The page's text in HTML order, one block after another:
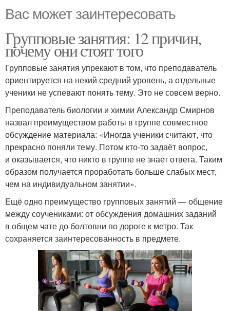
Вас может заинтересовать
Групповые занятия: 12 причин,
почему они стоят того
Групповые занятия упрекают в том, что преподаватель
ориентируется на некий средний уровень, а отдельные
ученики не успевают понять тему. Это не совсем верно.
Преподаватель биологии и химии Александр Смирнов
назвал преимуществом работы в группе совместное
обсуждение материала: «Иногда ученики считают, что
прекрасно поняли тему. Потом кто-то задаёт вопрос,
и оказывается, что никто в группе не знает ответа. Таким
образом получается проработать больше слабых мест,
чем на индивидуальном занятии».
Ещё одно преимущество групповых занятий — общение
между соучениками: от обсуждения домашних заданий
в общем чате до болтовни по дороге к метро. Так
сохраняется заинтересованность в предмете.